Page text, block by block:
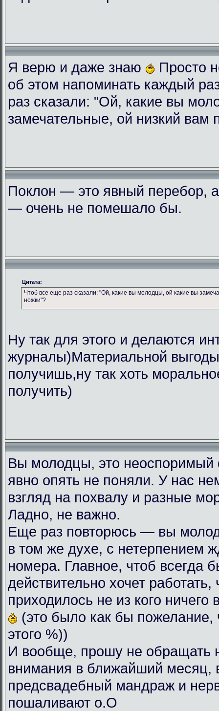
Я верю и даже знаю
Просто
об этом напоминать каждый
раз сказали: "Ой, какие вы
замечательные, ой низкий вам
Поклон — это явный перебор,
— очень не помешало бы.
Цитата:
Чтоб все еще раз сказали: "Ой, какие вы молодцы, ой какие вы
ножки"?
Ну так для этого и делаются
журналы)Материальной
получишь,ну так хоть
получить)
Вы молодцы, это
явно опять не поняли. У нас
взгляд на похвалу и разные
Ладно, не важно.
Еще раз повторюсь — вы
в том же духе, с нетерпением
номера. Главное, чтоб всегда
действительно хочет работать,
приходилось не из кого ничего
(это было как бы пожелание,
этого %))
И вообще, прошу не обращать
внимания в ближайший месяц,
предсвадебный мандраж и
пошаливают о.О